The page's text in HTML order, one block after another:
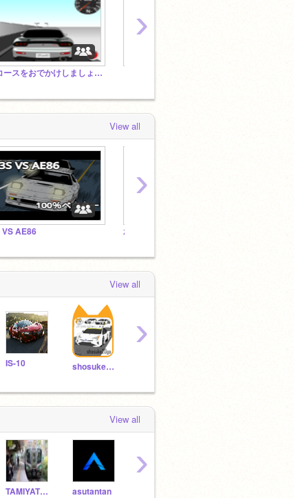
直線コースをおでかけしましょスタジオ
›
View all
VS AE86
›
View all
IS-10 shosuke20go
›
View all
TAMIYATT01 asutantan
›